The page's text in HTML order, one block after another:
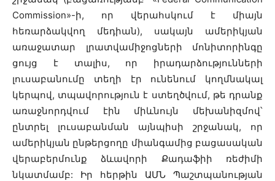
Commission»-ի, որ վերահսկում է միայն
հեռարձակվող մեդիան), սակայն ամերիկյան
առաջատար լրատվամիջոցների մոնիտորինգը
ցույց է տալիս, որ իրադարձությունների
լուսաբանումը տեղի էր ունենում կողմնակալ
կերպով, տպավորություն է ստեղծվում, թե դրանք
առաջնորդվում էին միևնույն մեխանիզմով՝
ընտրել լուսաբանման այնպիսի շրջանակ, որ
ամերիկյան ընթերցողը միանգամից բացասական
վերաբերմունք ձևավորի Քադաֆիի ռեժիմի
նկատմամբ: Իր հերթին ԱՄՆ Պաշտպանության